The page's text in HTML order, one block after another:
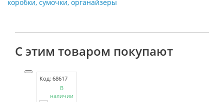
коробки, сумочки, органайзеры
С этим товаром покупают
Код: 68617
В
наличии